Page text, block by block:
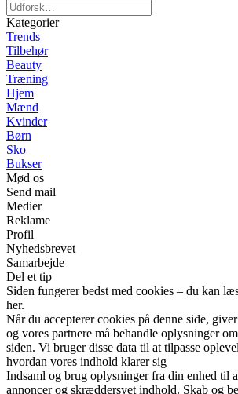
Kategorier
Trends
Tilbehør
Beauty
Træning
Hjem
Mænd
Kvinder
Børn
Sko
Bukser
Mød os
Send mail
Medier
Reklame
Profil
Nyhedsbrevet
Samarbejde
Del et tip
Siden fungerer bedst med cookies – du kan
her.
Når du accepterer cookies på denne side,
og vores partnere må behandle oplysninger
siden. Vi bruger disse data til at tilpasse
hvordan vores indhold klarer sig
Indsaml og brug oplysninger fra din enhed til
annoncer og skræddersyet indhold. Skab og